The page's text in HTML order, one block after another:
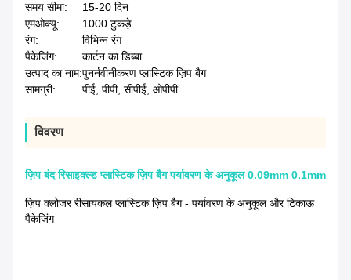
समय सीमा:
15-20 दिन
एमओक्यू:
1000 टुकड़े
रंग:
विभिन्न रंग
पैकेजिंग:
कार्टन का डिब्बा
उत्पाद का नाम:पुनर्नवीनीकरण प्लास्टिक ज़िप बैग
सामग्री:
पीई, पीपी, सीपीई, ओपीपी
विवरण
ज़िप बंद रिसाइक्ल्ड प्लास्टिक ज़िप बैग पर्यावरण के अनुकूल 0.09mm 0.1mm
ज़िप क्लोजर रीसायकल प्लास्टिक ज़िप बैग - पर्यावरण के अनुकूल और टिकाऊ
पैकेजिंग